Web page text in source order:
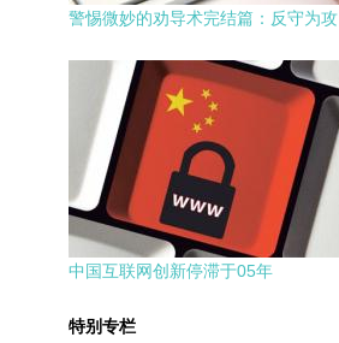
警惕微妙的劝导术完结篇：反守为攻
中国互联网创新停滞于05年
特别专栏